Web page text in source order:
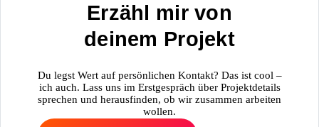
Erzähl mir von
deinem Projekt
Du legst Wert auf persönlichen Kontakt? Das ist cool –
ich auch. Lass uns im Erstgespräch über Projektdetails
sprechen und herausfinden, ob wir zusammen arbeiten
wollen.